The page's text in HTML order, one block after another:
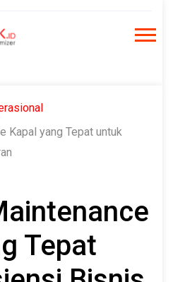
Kapal yang Tepat untuk
Tepat